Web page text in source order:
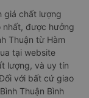
giá chất lượng
nhất, được hưởng
Thuận từ Hàm
tại website
lượng, và uy tín
với bất cứ giao
Thuận Bình